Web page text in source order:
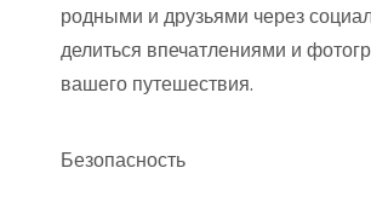
родными и друзьями через
делиться впечатлениями и
вашего путешествия.
Безопасность